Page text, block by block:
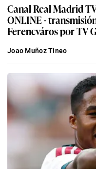
Canal Real Madrid
ONLINE -
Ferencváros por TV
Joao Muñoz Tineo